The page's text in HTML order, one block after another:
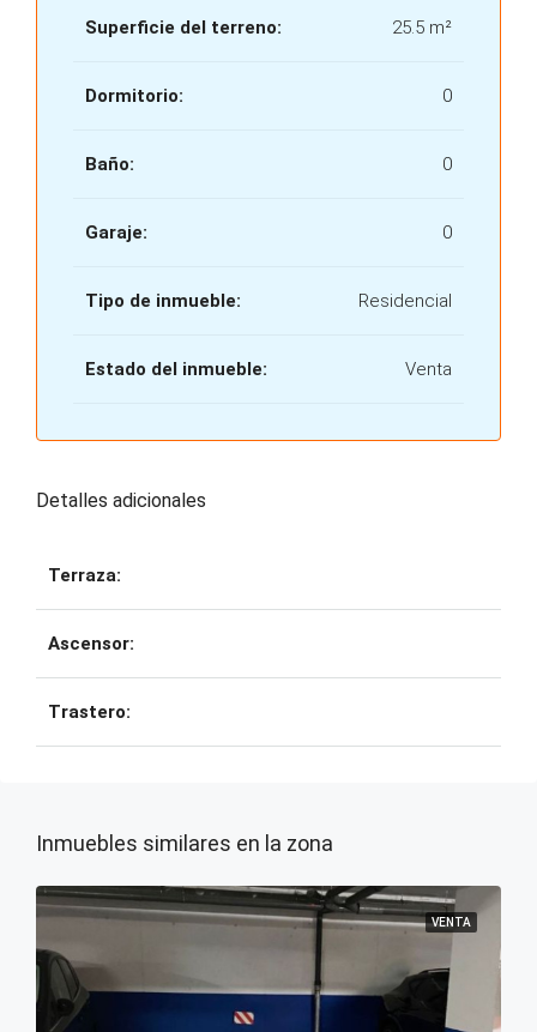
Superficie del terreno: 25.5 m²
Dormitorio: 0
Baño: 0
Garaje: 0
Tipo de inmueble: Residencial
Estado del inmueble: Venta
Detalles adicionales
Terraza:
Ascensor:
Trastero:
Inmuebles similares en la zona
VENTA